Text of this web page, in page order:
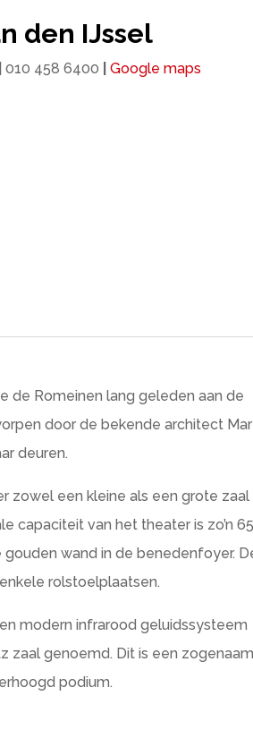
den IJssel
010 458 6400 Google maps
de Romeinen lang geleden aan de
door de bekende architect
deuren.
zowel een kleine als een grote zaal
capaciteit van het theater is zo’n
wand in de benedenfoyer.
rolstoelplaatsen.
modern infrarood geluidssysteem
zaal genoemd. Dit is een
podium.